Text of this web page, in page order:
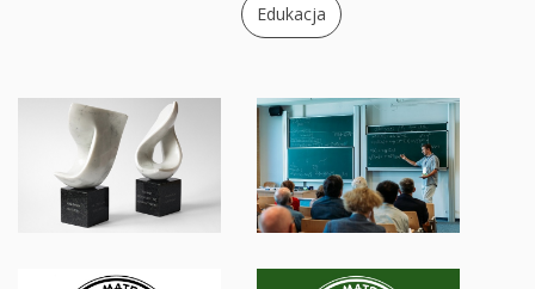
Edukacja
TOWARZYSTWO
MATEMATYCZNE
MATEMATYCZNE
W KRAKOWIE